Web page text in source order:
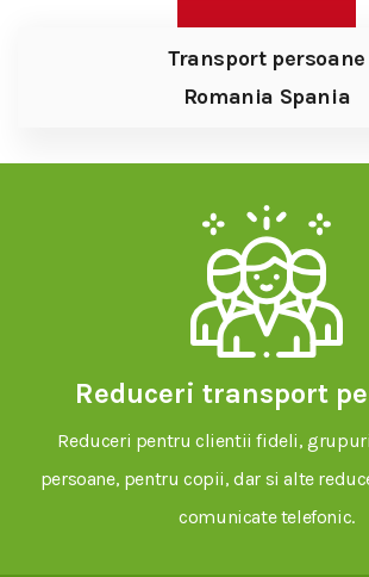
Transport persoane
Romania Spania
Reduceri transport
Reduceri pentru clientii fideli,
persoane, pentru copii, dar si alte
comunicate telefonic.